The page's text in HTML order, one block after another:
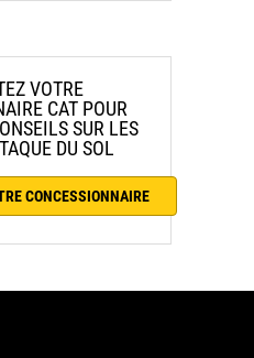
VOTRE
CAT POUR
SUR LES
DU SOL
CONCESSIONNAIRE